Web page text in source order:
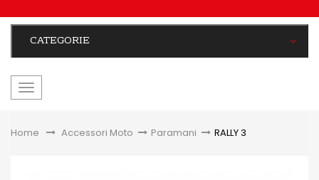
CATEGORIE
navigazione
Home &gt;Accessori Moto > Paramani > RALLY 3